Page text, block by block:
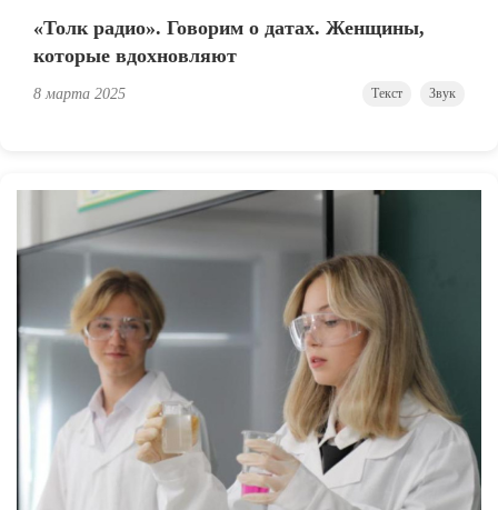
«Толк радио». Говорим о датах. Женщины,
которые вдохновляют
8 марта 2025 Текст Звук